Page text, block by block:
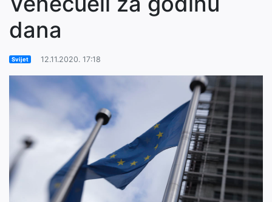
dana
Svijet 12.11.2020. 17:18